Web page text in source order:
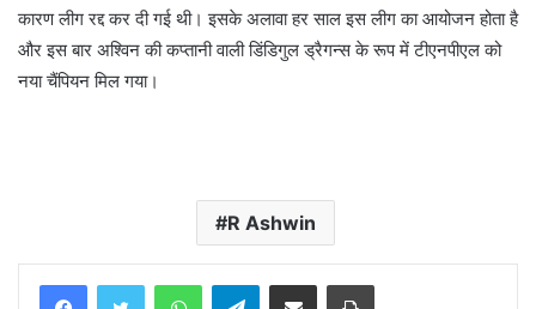
कारण लीग रद्द कर दी गई थी। इसके अलावा हर साल इस लीग का आयोजन होता है
और इस बार अश्विन की कप्तानी वाली डिंडिगुल ड्रैगन्स के रूप में टीएनपीएल को
नया चैंपियन मिल गया।
R Ashwin
WhatsAppTelegramShare via Email Print